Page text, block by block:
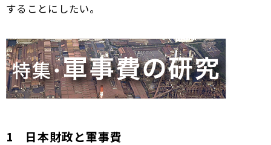
することにしたい。
1 日本財政と軍事費